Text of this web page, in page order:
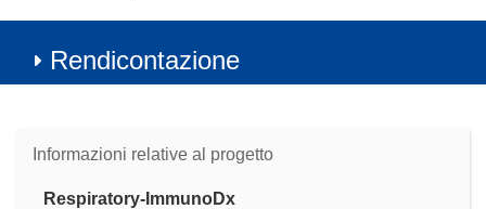
Rendicontazione
Informazioni relative al progetto
Respiratory-ImmunoDx